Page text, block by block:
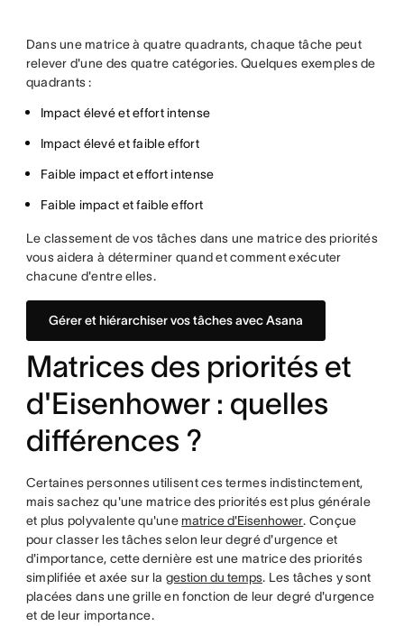
Dans une matrice à quatre quadrants, chaque tâche peut
relever d'une des quatre catégories. Quelques exemples de
quadrants :
Impact élevé et effort intense
Impact élevé et faible effort
Faible impact et effort intense
Faible impact et faible effort
Le classement de vos tâches dans une matrice des priorités
vous aidera à déterminer quand et comment exécuter
chacune d'entre elles.
Gérer et hiérarchiser vos tâches avec Asana
Matrices des priorités et
d'Eisenhower : quelles
différences ?
Certaines personnes utilisent ces termes indistinctement,
mais sachez qu'une matrice des priorités est plus générale
et plus polyvalente qu'une matrice d'Eisenhower. Conçue
pour classer les tâches selon leur degré d'urgence et
d'importance, cette dernière est une matrice des priorités
simplifiée et axée sur la gestion du temps. Les tâches y sont
placées dans une grille en fonction de leur degré d'urgence
et de leur importance.